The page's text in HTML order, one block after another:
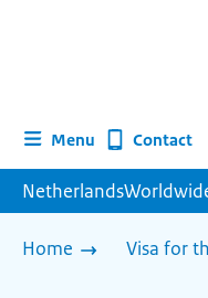
Menu Contact
Home Visa for